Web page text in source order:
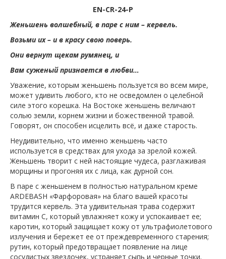
EN-CR-24-P
Женьшень волшебный, в паре с ним – кервель.
Возьми их – и в красу свою поверь.
Они вернут щекам румянец, и
Вам суженый признается в любви…
Уважение, которым женьшень пользуется во всем мире,
может удивить любого, кто не осведомлен о целебной
силе этого корешка. На Востоке женьшень величают
солью земли, корнем жизни и божественной травой.
Говорят, он способен исцелить всё, и даже старость.
Неудивительно, что именно женьшень часто
используется в средствах для ухода за зрелой кожей.
Женьшень творит с ней настоящие чудеса, разглаживая
морщины и прогоняя их с лица, как дурной сон.
В паре с женьшенем в полностью натуральном креме
ARDEBASH «Фарфоровая» на благо вашей красоты
трудится кервель. Эта удивительная трава содержит
витамин С, который увлажняет кожу и успокаивает ее;
каротин, который защищает кожу от ультрафиолетового
излучения и бережет ее от преждевременного старения;
рутин, который предотвращает появление на лице
сосудистых звездочек, устраняет сыпь и черные точки.